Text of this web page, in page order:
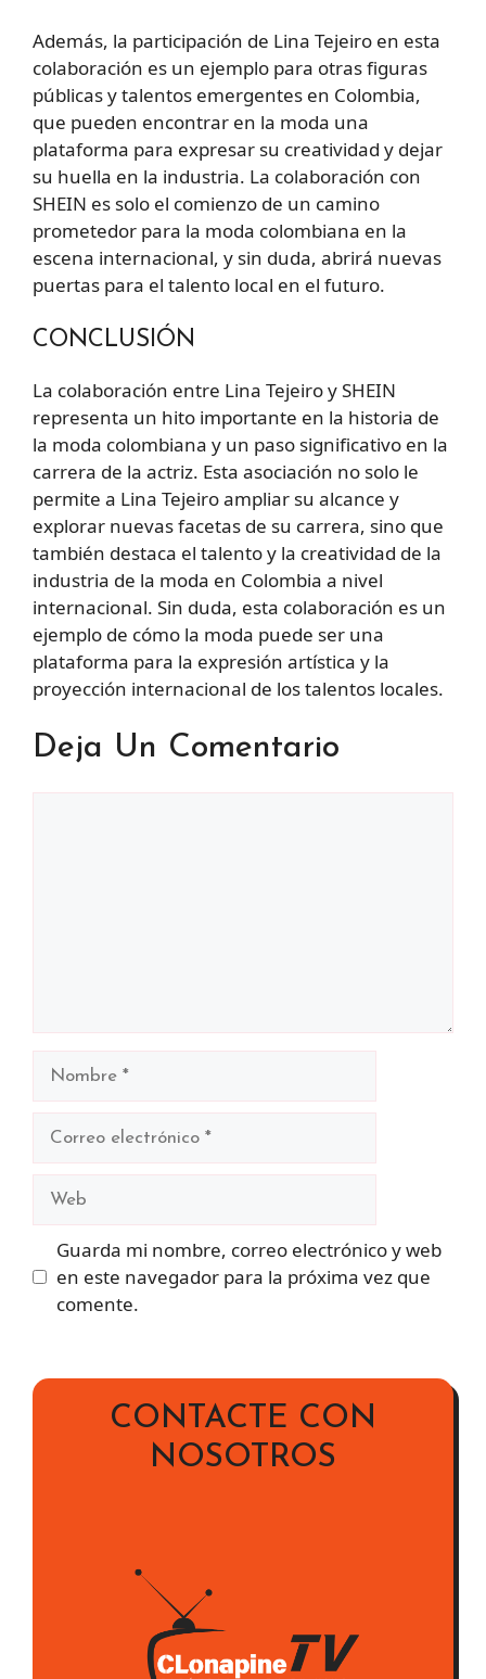
Además, la participación de Lina Tejeiro en esta
colaboración es un ejemplo para otras figuras
públicas y talentos emergentes en Colombia,
que pueden encontrar en la moda una
plataforma para expresar su creatividad y dejar
su huella en la industria. La colaboración con
SHEIN es solo el comienzo de un camino
prometedor para la moda colombiana en la
escena internacional, y sin duda, abrirá nuevas
puertas para el talento local en el futuro.
CONCLUSIÓN
La colaboración entre Lina Tejeiro y SHEIN
representa un hito importante en la historia de
la moda colombiana y un paso significativo en la
carrera de la actriz. Esta asociación no solo le
permite a Lina Tejeiro ampliar su alcance y
explorar nuevas facetas de su carrera, sino que
también destaca el talento y la creatividad de la
industria de la moda en Colombia a nivel
internacional. Sin duda, esta colaboración es un
ejemplo de cómo la moda puede ser una
plataforma para la expresión artística y la
proyección internacional de los talentos locales.
Deja Un Comentario
Nombre
Guarda mi nombre, correo electrónico y web
en este navegador para la próxima vez que
comente.
CONTACTE CON
NOSOTROS